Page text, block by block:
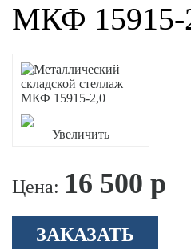
МКФ 15915-
Увеличить
Цена: 16 500 р
ЗАКАЗАТЬ